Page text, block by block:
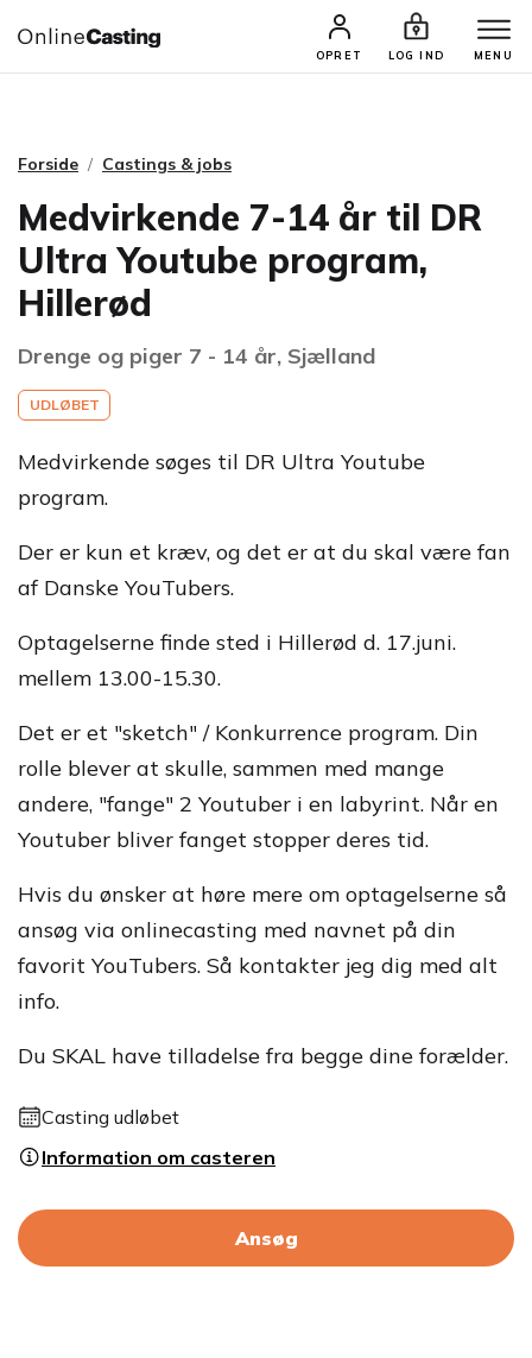
OPRET LOG IND MENU
CASTINGS & JOBS SØG PROFIL
Forside Castings & jobs
Medvirkende 7-14 år til DR
Ultra Youtube program,
Hillerød
Drenge og piger 7 - 14 år, Sjælland
UDLØBET
Medvirkende søges til DR Ultra Youtube
program.
Der er kun et kræv, og det er at du skal være fan
af Danske YouTubers.
Optagelserne finde sted i Hillerød d. 17.juni.
mellem 13.00-15.30.
Det er et "sketch" / Konkurrence program. Din
rolle blever at skulle, sammen med mange
andere, "fange" 2 Youtuber i en labyrint. Når en
Youtuber bliver fanget stopper deres tid.
Hvis du ønsker at høre mere om optagelserne så
ansøg via onlinecasting med navnet på din
favorit YouTubers. Så kontakter jeg dig med alt
info.
Du SKAL have tilladelse fra begge dine forælder.
Casting udløbet
Information om casteren
Ansøg